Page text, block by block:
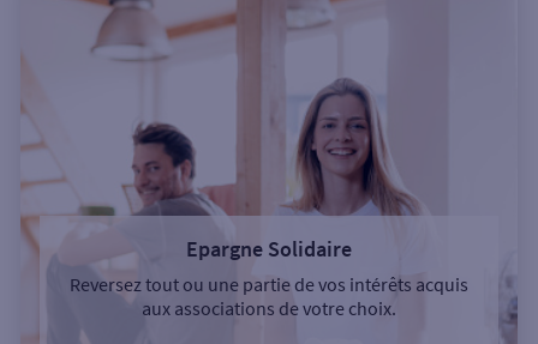
Epargne Solidaire
Reversez tout ou une partie de vos intérêts acquis
aux associations de votre choix.